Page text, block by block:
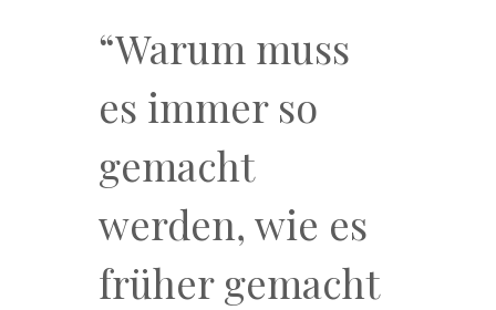
“Warum muss
es immer so
gemacht
werden, wie es
früher gemacht